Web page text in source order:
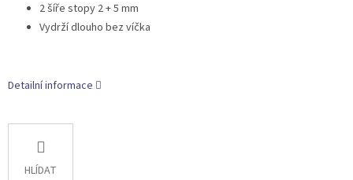
2 šíře stopy 2 + 5 mm
Vydrží dlouho bez víčka
Detailní informace
HLÍDAT